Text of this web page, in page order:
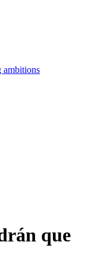
ambitions
que